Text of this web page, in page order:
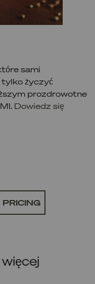
sami
życzyć
prozdrowotne
Dowiedz się
PRICING